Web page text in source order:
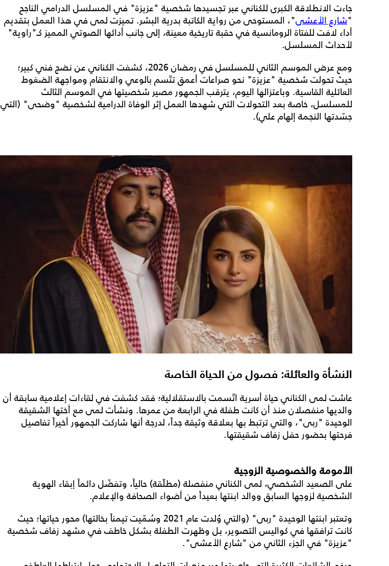
جاءت الانطلاقة الكبرى للكناني عبر تجسيدها شخصية "عزيزة" في المسلسل الدرامي الناجح
"شارع الأعشى"، المستوحى من رواية الكاتبة بدرية البشر. تميزت لمى في هذا العمل بتقديم
أداء لافت للفتاة الرومانسية في حقبة تاريخية معينة، إلى جانب أدائها الصوتي المميز كـ"راوية"
لأحداث المسلسل.
ومع عرض الموسم الثاني للمسلسل في رمضان 2026، كشفت الكناني عن نضج فني كبير؛
حيث تحولت شخصية "عزيزة" نحو صراعات أعمق تتّسم بالوعي والانتقام ومواجهة الضغوط
العائلية القاسية. وباعتزالها اليوم، يترقب الجمهور مصير شخصيتها في الموسم الثالث
للمسلسل، خاصة بعد التحولات التي شهدها العمل إثر الوفاة الدرامية لشخصية "وضحى" (التي
جسّدتها النجمة إلهام علي).
النشأة والعائلة: فصول من الحياة الخاصة
عاشت لمى الكناني حياة أسرية اتّسمت بالاستقلالية؛ فقد كشفت في لقاءات إعلامية سابقة أن
والديها منفصلان منذ أن كانت طفلة في الرابعة من عمرها. ونشأت لمى مع أختها الشقيقة
الوحيدة "ربى"، والتي ترتبط بها بعلاقة وثيقة جداً، لدرجة أنها شاركت الجمهور أخيراً تفاصيل
فرحتها بحضور حفل زفاف شقيقتها.
الأمومة والخصوصية الزوجية
على الصعيد الشخصي، لمى الكناني منفصلة (مطلّقة) حالياً، وتفضّل دائماً إبقاء الهوية
الشخصية لزوجها السابق ووالد ابنتها بعيداً من أضواء الصحافة والإعلام.
وتعتبر ابنتها الوحيدة "ربى" (والتي وُلدت عام 2021 وسُمّيت تيمناً بخالتها) محور حياتها؛ حيث
كانت ترافقها في كواليس التصوير، بل وظهرت الطفلة بشكل خاطف في مشهد زفاف شخصية
"عزيزة" في الجزء الثاني من "شارع الأعشى".